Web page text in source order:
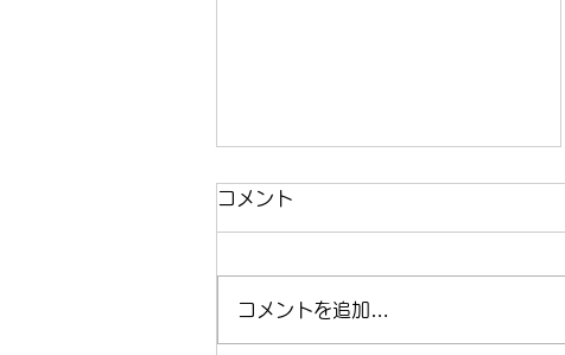
コメント
コメントを追加…